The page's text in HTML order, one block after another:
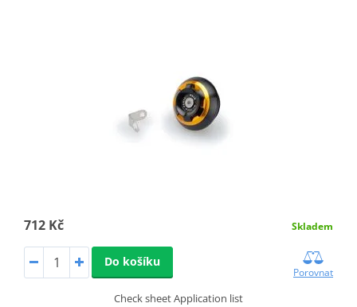
712 Kč Skladem
Do košíku
Porovnat
Check sheet Application list